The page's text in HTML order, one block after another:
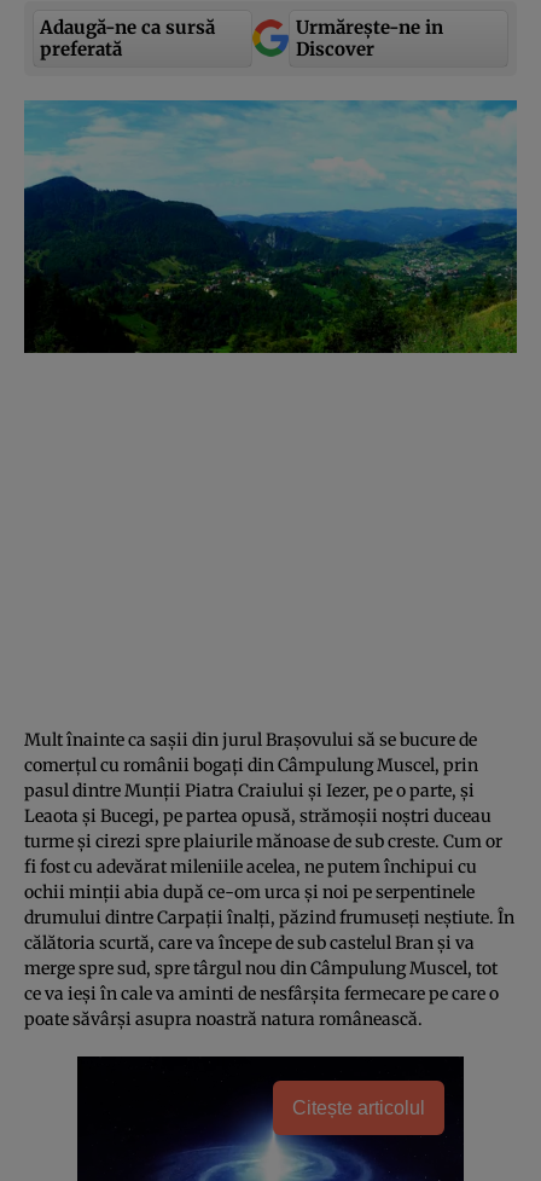
Adaugă-ne ca sursă
preferată
Urmărește-ne in
Discover
Mult înainte ca saşii din jurul Braşovului să se bucure de
comerţul cu românii bogaţi din Câmpulung Muscel, prin
pasul dintre Munţii Piatra Craiului şi Iezer, pe o parte, şi
Leaota şi Bucegi, pe partea opusă, strămoşii noştri duceau
turme şi cirezi spre plaiurile mănoase de sub creste. Cum or
fi fost cu adevărat mileniile acelea, ne putem închipui cu
ochii minţii abia după ce-om urca şi noi pe serpentinele
drumului dintre Carpaţii înalţi, păzind frumuseţi neştiute. În
călătoria scurtă, care va începe de sub castelul Bran şi va
merge spre sud, spre târgul nou din Câmpulung Muscel, tot
ce va ieşi în cale va aminti de nesfârşita fermecare pe care o
poate săvârşi asupra noastră natura românească.
Citește articolul